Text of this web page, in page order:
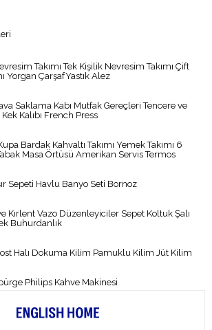
Takımı Tek Kişilik Nevresim Takımı Çift
Yorgan ÇarşafYastık Alez
Saklama Kabı Mutfak Gereçleri Tencere ve
Kek Kalıbı French Press
Bardak Kahvaltı Takımı Yemek Takımı 6
Masa Örtüsü Amerikan Servis Termos
Sepeti Havlu Banyo Seti Bornoz
Kırlent Vazo Düzenleyiciler Sepet Koltuk Şalı
Buhurdanlık
Halı Dokuma Kilim Pamuklu Kilim Jüt Kilim
Philips Kahve Makinesi